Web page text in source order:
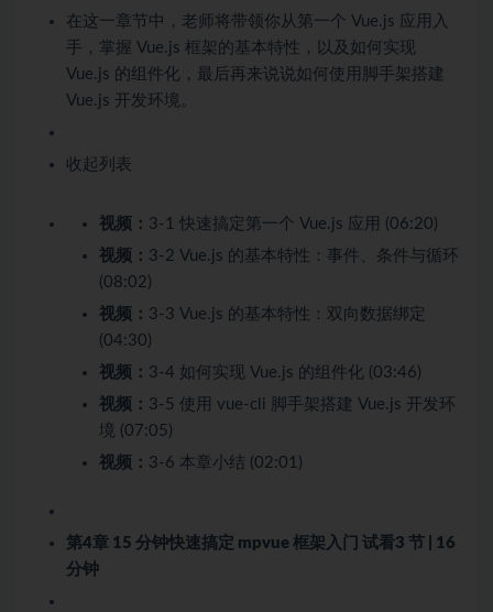
在这一章节中，老师将带领你从第一个 Vue.js 应用入
手，掌握 Vue.js 框架的基本特性，以及如何实现
Vue.js 的组件化，最后再来说说如何使用脚手架搭建
Vue.js 开发环境。
收起列表
视频： 3-1 快速搞定第一个 Vue.js 应用 (06:20)
视频： 3-2 Vue.js 的基本特性：事件、条件与循环
(08:02)
视频： 3-3 Vue.js 的基本特性：双向数据绑定
(04:30)
视频： 3-4 如何实现 Vue.js 的组件化 (03:46)
视频： 3-5 使用 vue-cli 脚手架搭建 Vue.js 开发环
境 (07:05)
视频： 3-6 本章小结 (02:01)
第4章 15 分钟快速搞定 mpvue 框架入门 试看3 节 | 16
分钟